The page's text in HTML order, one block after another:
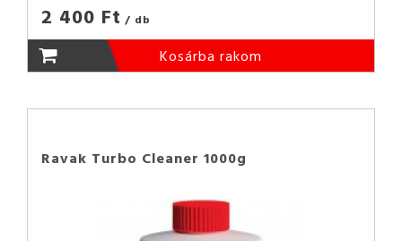
2 400 Ft / db
Kosárba rakom
Ravak Turbo Cleaner 1000g